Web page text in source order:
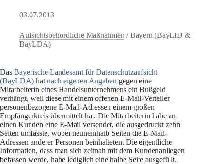
03.07.2013
Aufsichtsbehördliche Maßnahmen /Bayern (BayLfD &
BayLDA)
Das Bayerische Landesamt für Datenschutzaufsicht
(BayLDA) hat nach eigenen Angaben gegen eine
Mitarbeiterin eines Handelsunternehmens ein Bußgeld
verhängt, weil diese mit einem offenen E-Mail-Verteiler
personenbezogene E-Mail-Adressen einem großen
Empfängerkreis übermittelt hat. Die Mitarbeiterin habe an
einen Kunden eine E-Mail versendet, die ausgedruckt zehn
Seiten umfasste, wobei neuneinhalb Seiten die E-Mail-
Adressen anderer Personen beinhalteten. Die eigentliche
Information, dass man sich zeitnah mit dem Kundenanliegen
befassen werde, habe lediglich eine halbe Seite ausgefüllt.